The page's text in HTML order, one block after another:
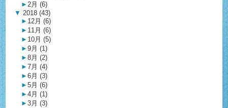
► 2月 (6)
▼ 2018 (43)
► 12月 (6)
► 11月 (6)
► 10月 (5)
► 9月 (1)
► 8月 (2)
► 7月 (4)
► 6月 (3)
► 5月 (6)
► 4月 (1)
► 3月 (3)